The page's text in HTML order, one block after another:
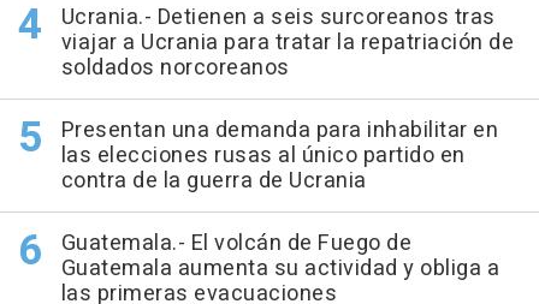
Ucrania.- Detienen a seis surcoreanos tras
viajar a Ucrania para tratar la repatriación de
soldados norcoreanos
Presentan una demanda para inhabilitar en
las elecciones rusas al único partido en
contra de la guerra de Ucrania
Guatemala.- El volcán de Fuego de
Guatemala aumenta su actividad y obliga a
las primeras evacuaciones